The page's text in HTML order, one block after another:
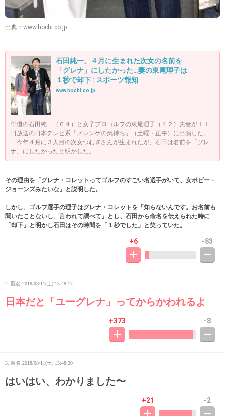
出典：www.hochi.co.jp
石田純一、４月に生まれた次女の名前を
「グレナ」にしたかった…妻の東尾理子は
１秒で却下 : スポーツ報知
www.hochi.co.jp
俳優の石田純一（６４）と女子プロゴルフの東尾理子（４２）夫妻が１１
日放送の日本テレビ系「メレンゲの気持ち」（土曜・正午）に出演した。
今年４月に３人目の次女つむぎさんが生まれたが、石田は名前を「グレ
ナ」にしたかったと明かした。
その理由を「グレナ・コレットってゴルフのすごい名選手がいて、女ボビー・
ジョーンズみたいな」と説明した。
しかし、ゴルフ選手の理子はグレナ・コレットを「知らないんです。お名前も
聞いたことないし、言われて調べて」とし、石田から命名を伝えられた時に
「却下」と明かし石田はその時間を「１秒でした」と笑っていた。
+6 -83
2. 匿名 2018/08/11(土) 15:48:17
日本だと「ユーグレナ」ってからかわれるよ
+373 -8
3. 匿名 2018/08/11(土) 15:48:20
はいはい、わかりました〜
+21 -2